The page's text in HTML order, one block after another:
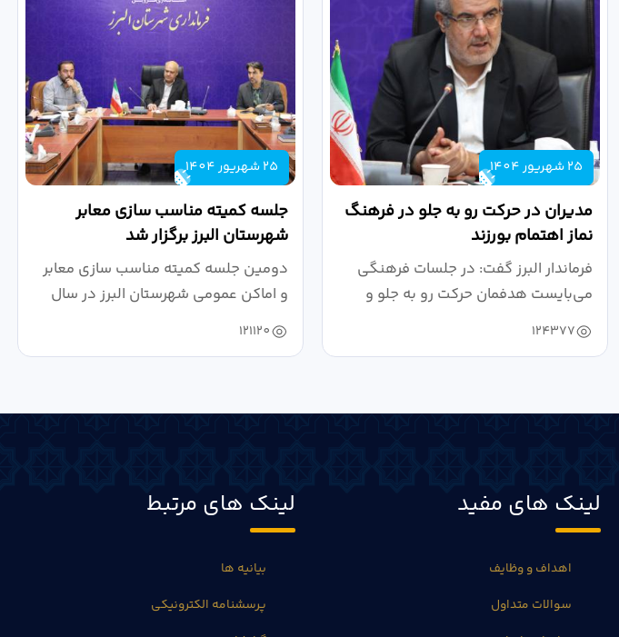
25 شهریور 1404
مدیران در حرکت رو به جلو در فرهنگ
نماز اهتمام بورزند
فرماندار البرز گفت: در جلسات فرهنگی
می‌بایست هدفمان حرکت رو به جلو و
دستیابی...
124377
25 شهریور 1404
جلسه کمیته مناسب سازی معابر
شهرستان البرز برگزار شد
دومین جلسه کمیته مناسب سازی معابر
و اماکن عمومی شهرستان البرز در سال
۱۴۰۴ به...
121120
لینک های مفید
اهداف و وظایف
سوالات متداول
لینک های مرتبط
بیانیه ها
پرسشنامه الکترونیکی